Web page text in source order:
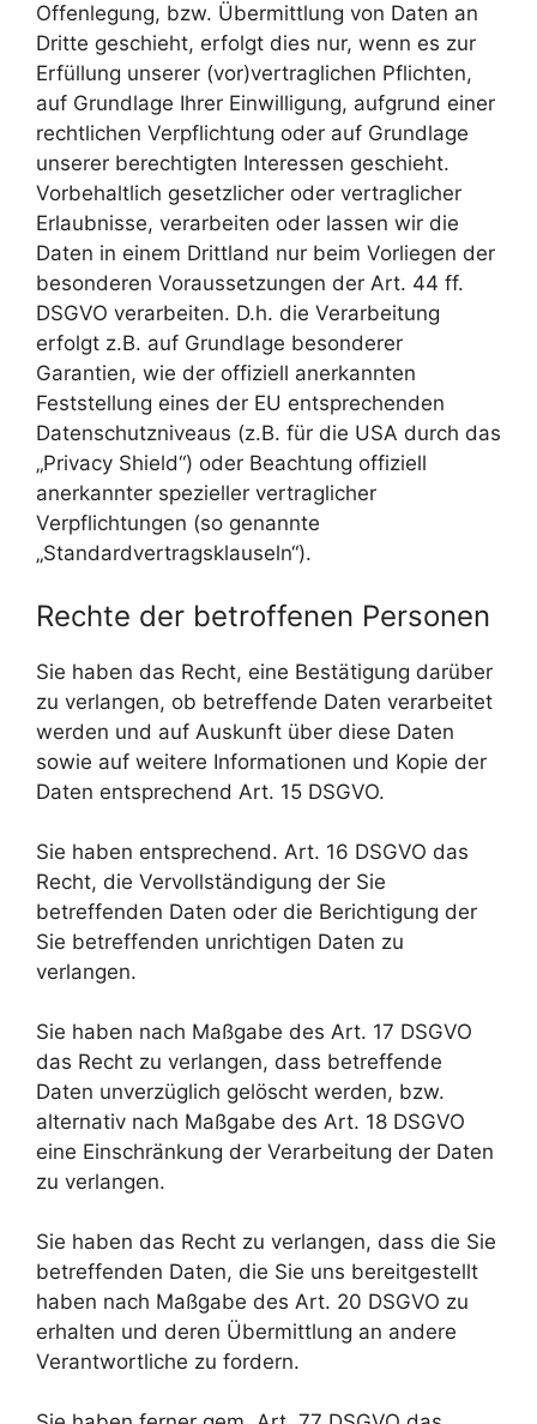
Offenlegung, bzw. Übermittlung von Daten an
Dritte geschieht, erfolgt dies nur, wenn es zur
Erfüllung unserer (vor)vertraglichen Pflichten,
auf Grundlage Ihrer Einwilligung, aufgrund einer
rechtlichen Verpflichtung oder auf Grundlage
unserer berechtigten Interessen geschieht.
Vorbehaltlich gesetzlicher oder vertraglicher
Erlaubnisse, verarbeiten oder lassen wir die
Daten in einem Drittland nur beim Vorliegen der
besonderen Voraussetzungen der Art. 44 ff.
DSGVO verarbeiten. D.h. die Verarbeitung
erfolgt z.B. auf Grundlage besonderer
Garantien, wie der offiziell anerkannten
Feststellung eines der EU entsprechenden
Datenschutzniveaus (z.B. für die USA durch das
„Privacy Shield“) oder Beachtung offiziell
anerkannter spezieller vertraglicher
Verpflichtungen (so genannte
„Standardvertragsklauseln“).
Rechte der betroffenen Personen
Sie haben das Recht, eine Bestätigung darüber
zu verlangen, ob betreffende Daten verarbeitet
werden und auf Auskunft über diese Daten
sowie auf weitere Informationen und Kopie der
Daten entsprechend Art. 15 DSGVO.
Sie haben entsprechend. Art. 16 DSGVO das
Recht, die Vervollständigung der Sie
betreffenden Daten oder die Berichtigung der
Sie betreffenden unrichtigen Daten zu
verlangen.
Sie haben nach Maßgabe des Art. 17 DSGVO
das Recht zu verlangen, dass betreffende
Daten unverzüglich gelöscht werden, bzw.
alternativ nach Maßgabe des Art. 18 DSGVO
eine Einschränkung der Verarbeitung der Daten
zu verlangen.
Sie haben das Recht zu verlangen, dass die Sie
betreffenden Daten, die Sie uns bereitgestellt
haben nach Maßgabe des Art. 20 DSGVO zu
erhalten und deren Übermittlung an andere
Verantwortliche zu fordern.